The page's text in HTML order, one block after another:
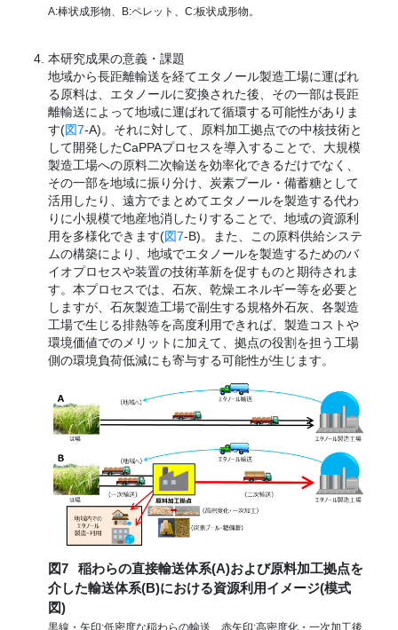
A:棒状成形物、B:ペレット、C:板状成形物。
本研究成果の意義・課題
地域から長距離輸送を経てエタノール製造工場に運ばれ
る原料は、エタノールに変換された後、その一部は長距
離輸送によって地域に運ばれて循環する可能性がありま
す(図7-A)。それに対して、原料加工拠点での中核技術と
して開発したCaPPAプロセスを導入することで、大規模
製造工場への原料二次輸送を効率化できるだけでなく、
その一部を地域に振り分け、炭素プール・備蓄糖として
活用したり、遠方でまとめてエタノールを製造する代わ
りに小規模で地産地消したりすることで、地域の資源利
用を多様化できます(図7-B)。また、この原料供給システ
ムの構築により、地域でエタノールを製造するためのバ
イオプロセスや装置の技術革新を促すものと期待されま
す。本プロセスでは、石灰、乾燥エネルギー等を必要と
しますが、石灰製造工場で副生する規格外石灰、各製造
工場で生じる排熱等を高度利用できれば、製造コストや
環境価値でのメリットに加えて、拠点の役割を担う工場
側の環境負荷低減にも寄与する可能性が生じます。
図7
稲わらの直接輸送体系(A)および原料加工拠点を
介した輸送体系(B)における資源利用イメージ(模式
図)